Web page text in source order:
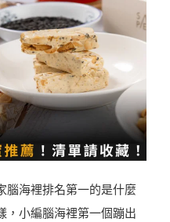
腦海裡排名第一的是什麼
，小編腦海裡第一個蹦出